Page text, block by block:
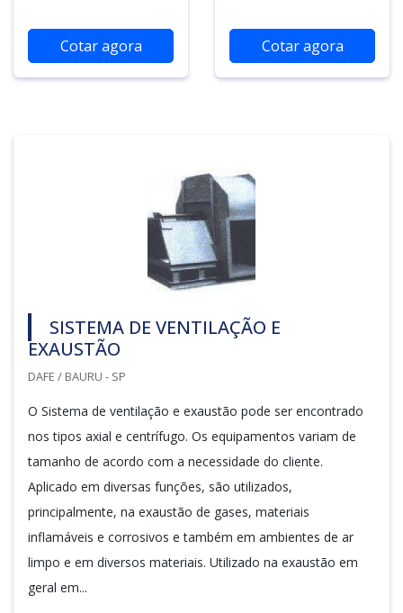
Cotar agora Cotar agora
SISTEMA DE VENTILAÇÃO E
EXAUSTÃO
DAFE / BAURU - SP
O Sistema de ventilação e exaustão pode ser encontrado
nos tipos axial e centrífugo. Os equipamentos variam de
tamanho de acordo com a necessidade do cliente.
Aplicado em diversas funções, são utilizados,
principalmente, na exaustão de gases, materiais
inflamáveis e corrosivos e também em ambientes de ar
limpo e em diversos materiais. Utilizado na exaustão em
geral em...